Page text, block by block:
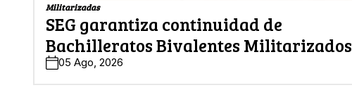
Militarizadas
SEG garantiza continuidad de
Bachilleratos Bivalentes Militarizados
05 Ago, 2026